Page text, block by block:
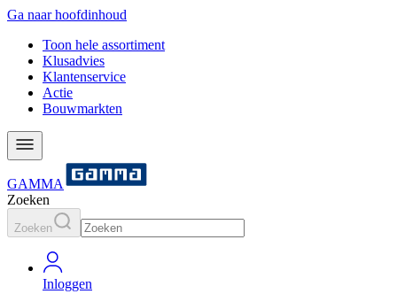
Ga naar hoofdinhoud
Toon hele assortiment
Klusadvies
Klantenservice
Actie
Bouwmarkten
GAMMA
Zoeken
Zoeken
Inloggen